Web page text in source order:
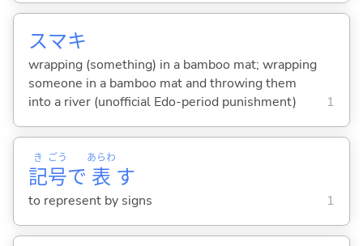
スマキ
wrapping (something) in a bamboo mat; wrapping
someone in a bamboo mat and throwing them
into a river (unofficial Edo-period punishment)
1
記
き
号
ごう
で 表
あらわ
す
to represent by signs 1